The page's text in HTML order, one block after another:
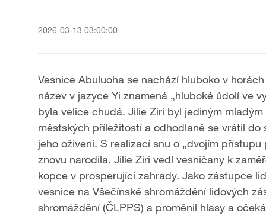
2026-03-13 03:00:00
Vesnice Abuluoha se nachází hluboko v
název v jazyce Yi znamená „hluboké údolí ve
byla velice chudá. Jilie Ziri byl jediným
městských příležitostí a odhodlaně se vrátil
jeho oživení. S realizací snu o „dvojím
znovu narodila. Jilie Ziri vedl vesničany k
kopce v prosperující zahrady. Jako zástupce
vesnice na Všečínské shromáždění lidových
shromáždění (ČLPPS) a proměnil hlasy a